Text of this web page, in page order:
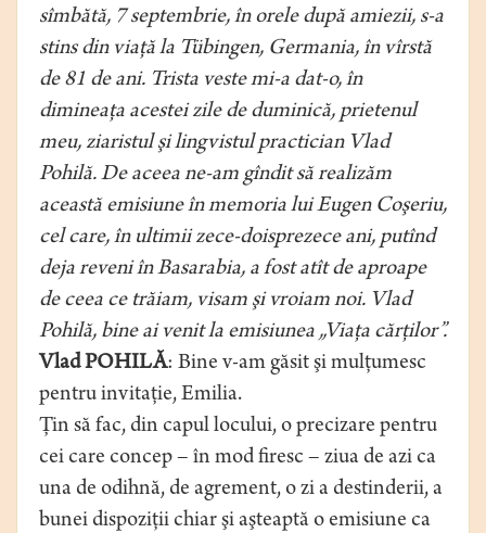
sîmbătă, 7 septembrie, în orele după amiezii, s-a
stins din viaţă la Tübingen, Germania, în vîrstă
de 81 de ani. Trista veste mi-a dat-o, în
dimineaţa acestei zile de duminică, prietenul
meu, ziaristul şi lingvistul practician Vlad
Pohilă. De aceea ne-am gîndit să realizăm
această emisiune în memoria lui Eugen Coşeriu,
cel care, în ultimii zece-doisprezece ani, putînd
deja reveni în Basarabia, a fost atît de aproape
de ceea ce trăiam, visam şi vroiam noi. Vlad
Pohilă, bine ai venit la emisiunea „Viaţa cărţilor”.
Vlad POHILĂ: Bine v-am găsit şi mulţumesc
pentru invitaţie, Emilia.
Ţin să fac, din capul locului, o precizare pentru
cei care concep – în mod firesc – ziua de azi ca
una de odihnă, de agrement, o zi a destinderii, a
bunei dispoziţii chiar şi aşteaptă o emisiune ca